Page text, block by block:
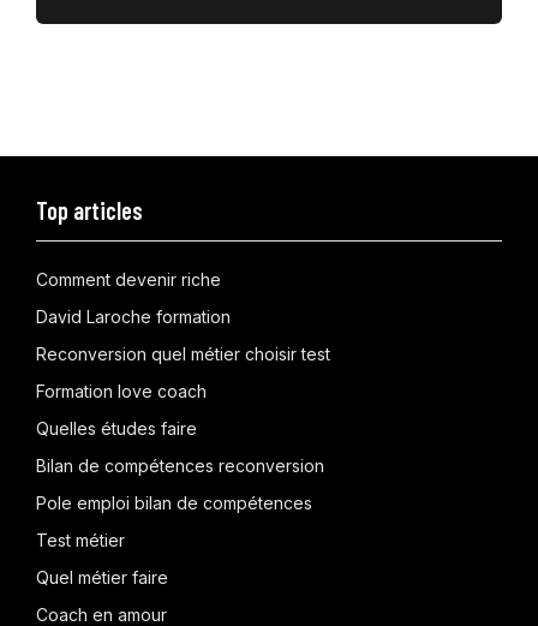
Top articles
Comment devenir riche
David Laroche formation
Reconversion quel métier choisir test
Formation love coach
Quelles études faire
Bilan de compétences reconversion
Pole emploi bilan de compétences
Test métier
Quel métier faire
Coach en amour